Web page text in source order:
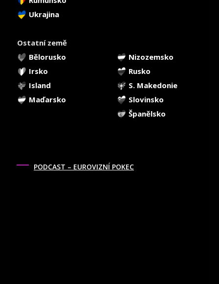
Ukrajina
Ostatní země
Bělorusko
Nizozemsko
Irsko
Rusko
Island
S. Makedonie
Maďarsko
Slovinsko
Španělsko
PODCAST – EUROVIZNÍ POKEC